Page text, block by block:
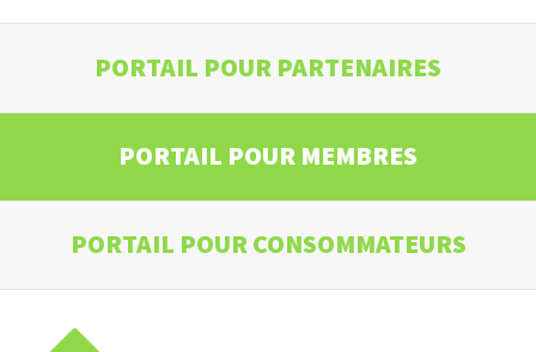
PORTAIL POUR PARTENAIRES
PORTAIL POUR MEMBRES
PORTAIL POUR CONSOMMATEURS